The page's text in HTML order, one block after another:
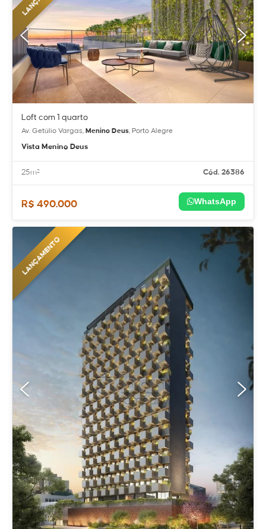
Loft com 1 quarto
Av. Getúlio Vargas, Menino Deus, Porto Alegre
Vista Menino Deus
25m² Cód. 26386
R$ 490.000 WhatsApp
LANÇAMENTO